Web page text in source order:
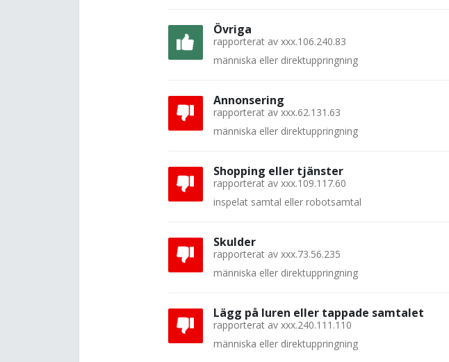
Övriga
rapporterat av xxx.106.240.83
människa eller direktuppringning
Annonsering
rapporterat av xxx.62.131.63
människa eller direktuppringning
Shopping eller tjänster
rapporterat av xxx.109.117.60
inspelat samtal eller robotsamtal
Skulder
rapporterat av xxx.73.56.235
människa eller direktuppringning
Lägg på luren eller tappade samtalet
rapporterat av xxx.240.111.110
människa eller direktuppringning